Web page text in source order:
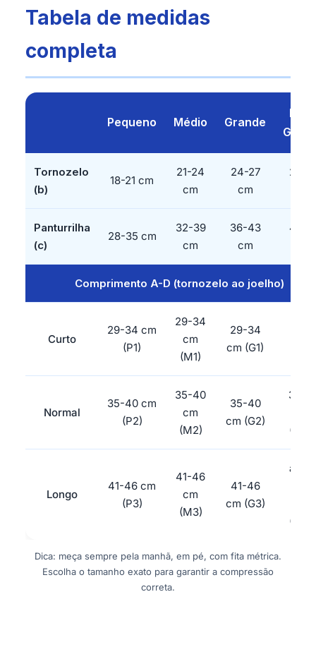
Tabela de medidas
completa
Pequeno Médio Grande
Tornozelo
(b)
18-21 cm
21-24
cm
24-27
cm
27-
Panturrilha
(c)
28-35 cm
32-39
cm
36-43
cm
43-
Comprimento A-D (tornozelo ao joelho)
Curto
29-34 cm
(P1)
29-34
cm
(M1)
29-34
cm (G1)
Normal
35-40 cm
(P2)
35-40
cm
(M2)
35-40
cm (G2)
35-
Longo
41-46 cm
(P3)
41-46
cm
(M3)
41-46
cm (G3)
Dica: meça sempre pela manhã, em pé, com fita métrica.
Escolha o tamanho exato para garantir a compressão
correta.